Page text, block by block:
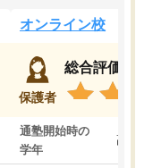
オンライン校
保護者
総合評価
通塾開始時の
学年
高3